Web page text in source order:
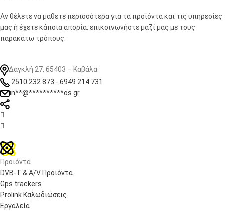
Αν θέλετε να μάθετε περισσότερα για τα προϊόντα και τις υπηρεσίες
μας ή έχετε κάποια απορία, επικοινωνήστε μαζί μας με τους
παρακάτω τρόπους.
Δαγκλή 27, 65403 – Καβάλα
2510 232 873 - 6949 214 731
in**@**********os.gr


Προϊόντα
DVB-T & A/V Προϊόντα
Gps trackers
Prolink Καλωδιώσεις
Εργαλεία